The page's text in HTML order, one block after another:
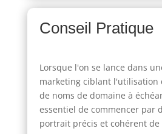
Conseil Pratique
Lorsque l'on se lance dans
marketing ciblant l'utilisation
de noms de domaine à
essentiel de commencer par
portrait précis et cohérent de